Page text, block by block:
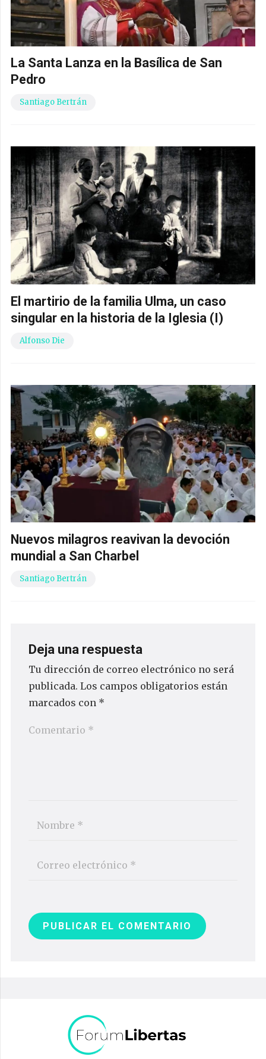
La Santa Lanza en la Basílica de San
Pedro
Santiago Bertrán
El martirio de la familia Ulma, un caso
singular en la historia de la Iglesia (I)
Alfonso Die
Nuevos milagros reavivan la devoción
mundial a San Charbel
Santiago Bertrán
Deja una respuesta
Tu dirección de correo electrónico no será
publicada. Los campos obligatorios están
marcados con *
PUBLICAR EL COMENTARIO